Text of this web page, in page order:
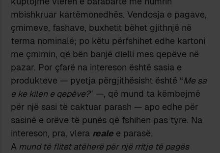
mbishkruar kartëmonedhës. Vendosja e pagave,
çmimeve, fashave, buxhetit bëhet gjithnjë në
terma nominalë; po këtu përfshihet edhe kartoni
me çmimin, që bën banjë dielli mes qepëve në
pazar. Por çfarë na intereson është sasia e
produkteve — pyetja përgjithësisht është “Me sa
e ke kilen e qepëve?” —, që mund ta këmbejmë
për një sasi të caktuar parash — apo edhe për
sasinë e orëve të punës që fshihen pas tyre. Na
intereson, pra, vlera reale e parasë.
A mund të flitet atëherë për një rritje të pagës